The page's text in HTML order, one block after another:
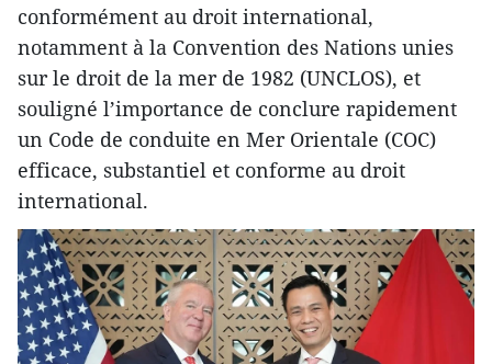
conformément au droit international,
notamment à la Convention des Nations unies
sur le droit de la mer de 1982 (UNCLOS), et
souligné l’importance de conclure rapidement
un Code de conduite en Mer Orientale (COC)
efficace, substantiel et conforme au droit
international.